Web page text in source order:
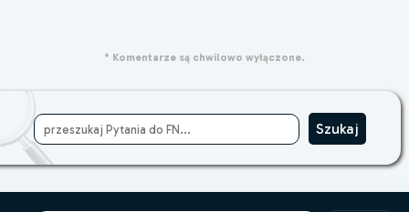
* Komentarze są chwilowo wyłączone.